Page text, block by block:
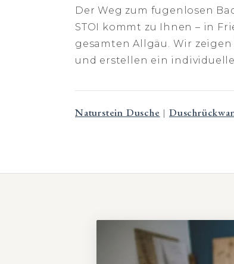
Der Weg zum fugenlosen
STOI kommt zu Ihnen – in
gesamten Allgäu. Wir
und erstellen ein
Naturstein Dusche |